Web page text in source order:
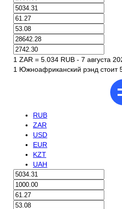
1 ZAR = 5.034 RUB - 7 августа
1 Южноафриканский рэнд стоит
RUB
ZAR
USD
EUR
KZT
UAH